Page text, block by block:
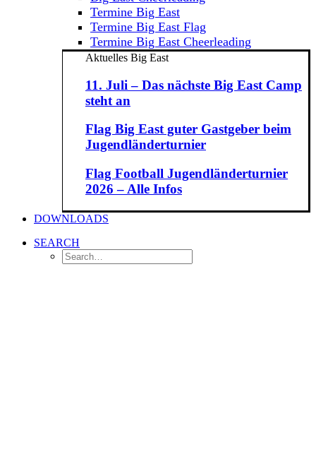
Termine Big East
Termine Big East Flag
Termine Big East Cheerleading
Aktuelles Big East
11. Juli – Das nächste Big East Camp
steht an
Flag Big East guter Gastgeber beim
Jugendländerturnier
Flag Football Jugendländerturnier
2026 – Alle Infos
DOWNLOADS
SEARCH